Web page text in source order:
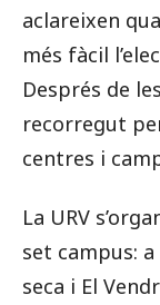
aclareixen
més fàcil
Després de
recorregut
centres i
La URV
set campus:
seca i El